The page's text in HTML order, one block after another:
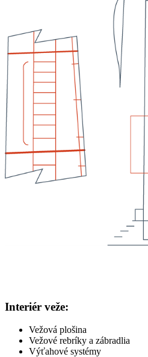
Interiér veže:
Vežová plošina
Vežové rebríky a zábradlia
Výťahové systémy